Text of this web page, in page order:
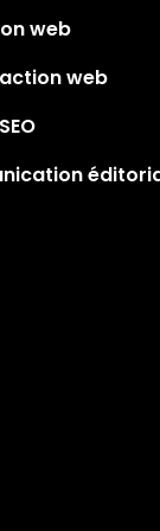
web
web